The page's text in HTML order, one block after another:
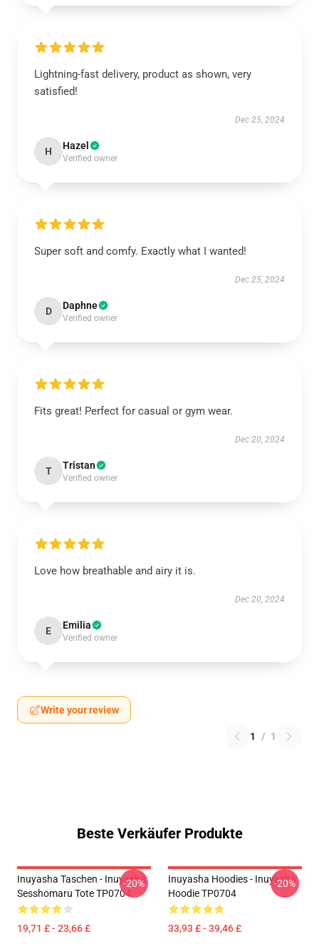
Lightning-fast delivery, product as shown, very
satisfied!
Dec 25, 2024
H Hazel
Verified owner
Super soft and comfy. Exactly what I wanted!
Dec 25, 2024
D Daphne
Verified owner
Fits great! Perfect for casual or gym wear.
Dec 20, 2024
T Tristan
Verified owner
Love how breathable and airy it is.
Dec 20, 2024
E Emilia
Verified owner
Write your review
1 / 1
Beste Verkäufer Produkte
Inuyasha Taschen - Inuyasha
Sesshomaru Tote TP0704
19,71 £ - 23,66 £
-20%
Inuyasha Hoodies - Inuyasha
Hoodie TP0704
33,93 £ - 39,46 £
-20%